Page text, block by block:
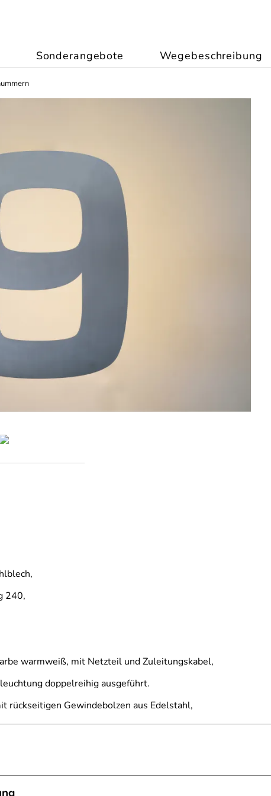
Sonderangebote Wegebeschreibung
240,
warmweiß, mit Netzteil und Zuleitungskabel,
doppelreihig ausgeführt.
rückseitigen Gewindebolzen aus Edelstahl,